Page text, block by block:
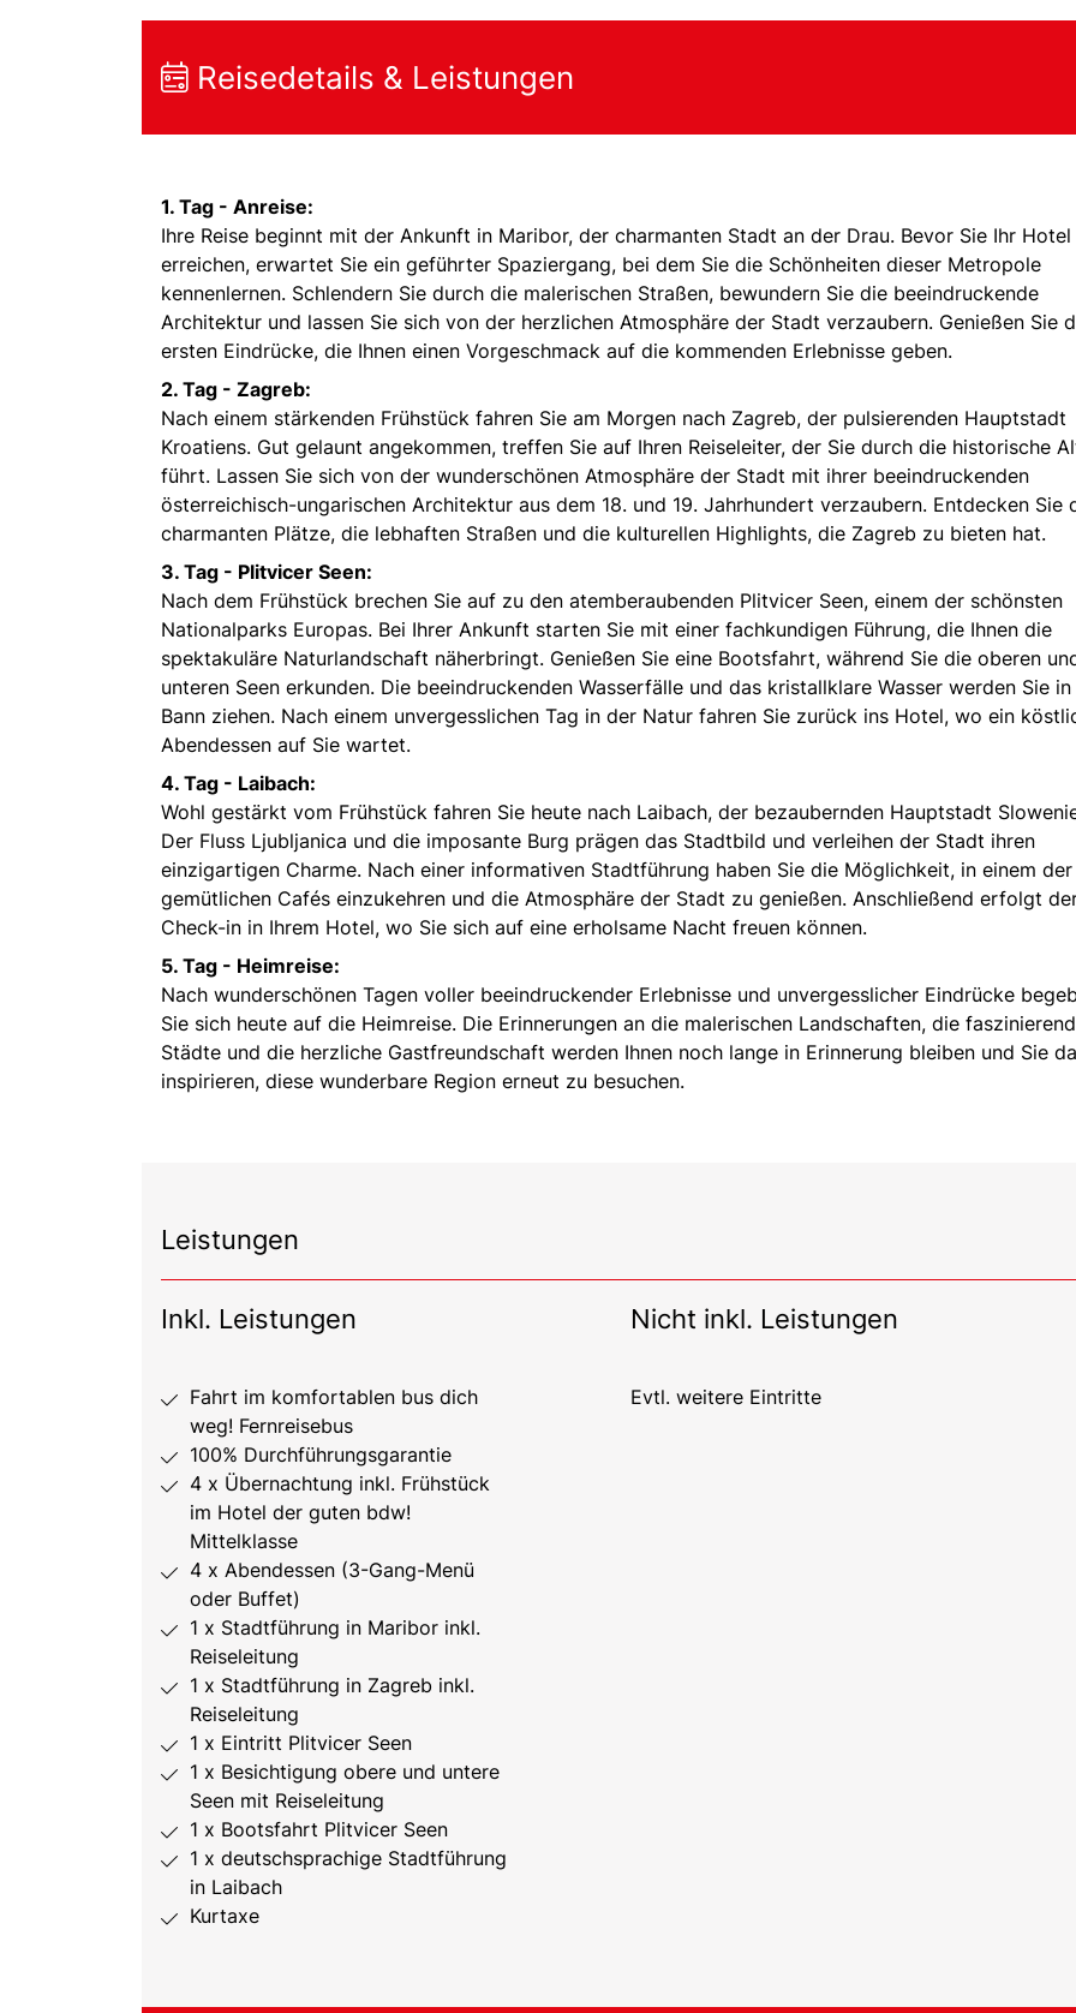
Reisedetails & Leistungen
1. Tag - Anreise:
Ihre Reise beginnt mit der Ankunft in Maribor, der charmanten Stadt an der Drau. Bevor Sie Ihr Hotel
erreichen, erwartet Sie ein geführter Spaziergang, bei dem Sie die Schönheiten dieser Metropole
kennenlernen. Schlendern Sie durch die malerischen Straßen, bewundern Sie die beeindruckende
Architektur und lassen Sie sich von der herzlichen Atmosphäre der Stadt verzaubern. Genießen Sie
ersten Eindrücke, die Ihnen einen Vorgeschmack auf die kommenden Erlebnisse geben.
2. Tag - Zagreb:
Nach einem stärkenden Frühstück fahren Sie am Morgen nach Zagreb, der pulsierenden Hauptstadt
Kroatiens. Gut gelaunt angekommen, treffen Sie auf Ihren Reiseleiter, der Sie durch die historische
führt. Lassen Sie sich von der wunderschönen Atmosphäre der Stadt mit ihrer beeindruckenden
österreichisch-ungarischen Architektur aus dem 18. und 19. Jahrhundert verzaubern. Entdecken Sie
charmanten Plätze, die lebhaften Straßen und die kulturellen Highlights, die Zagreb zu bieten hat.
3. Tag - Plitvicer Seen:
Nach dem Frühstück brechen Sie auf zu den atemberaubenden Plitvicer Seen, einem der schönsten
Nationalparks Europas. Bei Ihrer Ankunft starten Sie mit einer fachkundigen Führung, die Ihnen die
spektakuläre Naturlandschaft näherbringt. Genießen Sie eine Bootsfahrt, während Sie die oberen
unteren Seen erkunden. Die beeindruckenden Wasserfälle und das kristallklare Wasser werden Sie
Bann ziehen. Nach einem unvergesslichen Tag in der Natur fahren Sie zurück ins Hotel, wo ein
Abendessen auf Sie wartet.
4. Tag - Laibach:
Wohl gestärkt vom Frühstück fahren Sie heute nach Laibach, der bezaubernden Hauptstadt
Der Fluss Ljubljanica und die imposante Burg prägen das Stadtbild und verleihen der Stadt ihren
einzigartigen Charme. Nach einer informativen Stadtführung haben Sie die Möglichkeit, in einem der
gemütlichen Cafés einzukehren und die Atmosphäre der Stadt zu genießen. Anschließend erfolgt
Check-in in Ihrem Hotel, wo Sie sich auf eine erholsame Nacht freuen können.
5. Tag - Heimreise:
Nach wunderschönen Tagen voller beeindruckender Erlebnisse und unvergesslicher Eindrücke
Sie sich heute auf die Heimreise. Die Erinnerungen an die malerischen Landschaften, die
Städte und die herzliche Gastfreundschaft werden Ihnen noch lange in Erinnerung bleiben und Sie
inspirieren, diese wunderbare Region erneut zu besuchen.
Leistungen
Inkl. Leistungen
Fahrt im komfortablen bus dich
weg! Fernreisebus
100% Durchführungsgarantie
4 x Übernachtung inkl. Frühstück
im Hotel der guten bdw!
Mittelklasse
4 x Abendessen (3-Gang-Menü
oder Buffet)
1 x Stadtführung in Maribor inkl.
Reiseleitung
1 x Stadtführung in Zagreb inkl.
Reiseleitung
1 x Eintritt Plitvicer Seen
1 x Besichtigung obere und untere
Seen mit Reiseleitung
1 x Bootsfahrt Plitvicer Seen
1 x deutschsprachige Stadtführung
in Laibach
Kurtaxe
Nicht inkl. Leistungen
Evtl. weitere Eintritte